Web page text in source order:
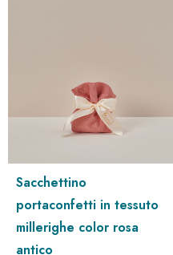
sacchettino
portaconfetti in tessuto
millerighe color rosa
antico